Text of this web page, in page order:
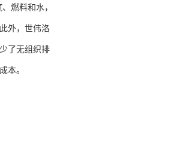
燃料和水，
外，世伟洛
了无组织排
本。